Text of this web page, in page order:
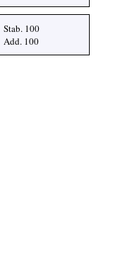
Stab. 100
Add. 100